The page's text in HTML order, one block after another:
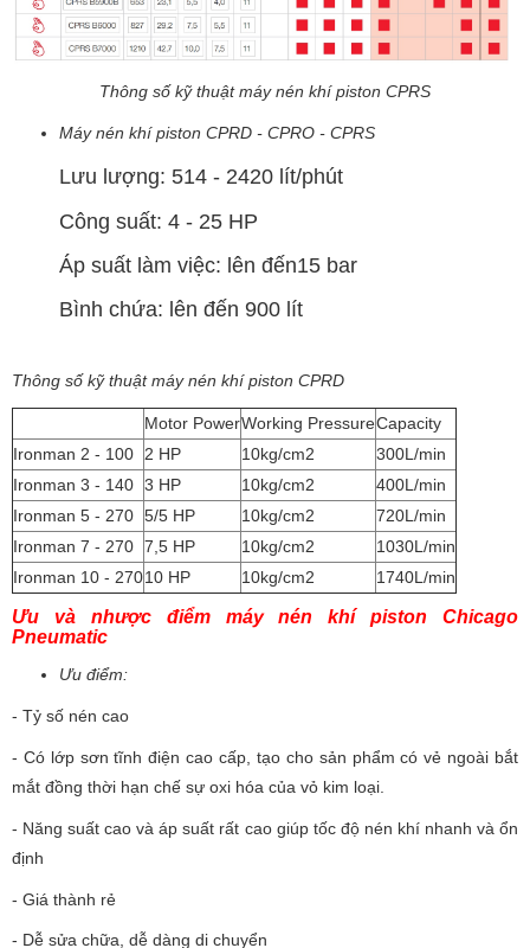
Thông số kỹ thuật máy nén khí piston CPRS
Máy nén khí piston CPRD - CPRO - CPRS
Lưu lượng: 514 - 2420 lít/phút
Công suất: 4 - 25 HP
Áp suất làm việc: lên đến15 bar
Bình chứa: lên đến 900 lít
Thông số kỹ thuật máy nén khí piston CPRD
Motor PowerWorking PressureCapacity
Ironman 2 - 100
2 HP 10kg/cm2
300L/min
Ironman 3 - 140 3 HP 10kg/cm2
400L/min
Ironman 5 - 270 5/5 HP 10kg/cm2
720L/min
Ironman 7 - 270 7,5 HP 10kg/cm2
1030L/min
Ironman 10 - 27010 HP 10kg/cm2 1740L/min
Ưu và nhược điểm máy nén khí piston Chicago
Pneumatic
Ưu điểm:
- Tỷ số nén cao
- Có lớp sơn tĩnh điện cao cấp, tạo cho sản phẩm có vẻ ngoài bắt
mắt đồng thời hạn chế sự oxi hóa của vỏ kim loại.
- Năng suất cao và áp suất rất cao giúp tốc độ nén khí nhanh và ổn
định
- Giá thành rẻ
- Dễ sửa chữa, dễ dàng di chuyển